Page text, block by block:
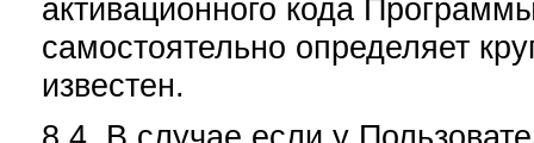
активационного кода
самостоятельно определяет
известен.